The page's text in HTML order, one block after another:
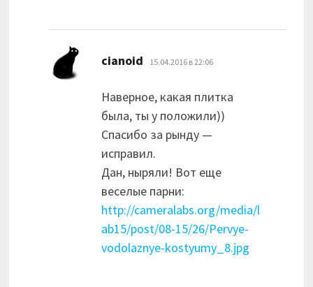
cianoid 15.04.2016 в 22:06
Наверное, какая плитка
была, ты у положили))
Спасибо за рынду —
исправил.
Дан, ныряли! Вот еще
веселые парни:
http://cameralabs.org/media/l
ab15/post/08-15/26/Pervye-
vodolaznye-kostyumy_8.jpg